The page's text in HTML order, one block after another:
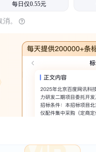
每日仅0.55元
。